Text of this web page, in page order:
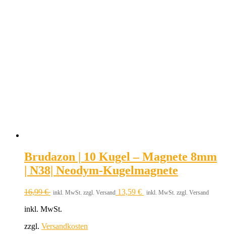
Brudazon | 10 Kugel – Magnete 8mm
| N38| Neodym-Kugelmagnete
16,99€ inkl. MwSt. zzgl. Versand 13,59 € inkl. MwSt. zzgl. Versand
inkl. MwSt.
zzgl. Versandkosten